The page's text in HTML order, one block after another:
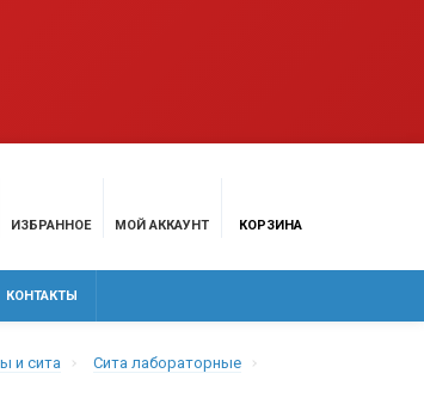
ИЗБРАННОЕ МОЙ АККАУНТ КОРЗИНА
КОНТАКТЫ
и сита
Сита лабораторные